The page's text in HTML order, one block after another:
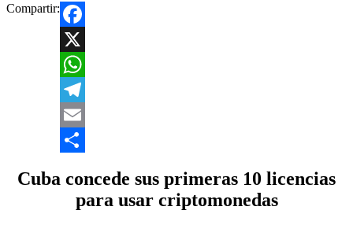
Compartir:
Facebook
X
WhatsApp
Telegram
Email
Cuba concede sus primeras 10 licencias
para usar criptomonedas